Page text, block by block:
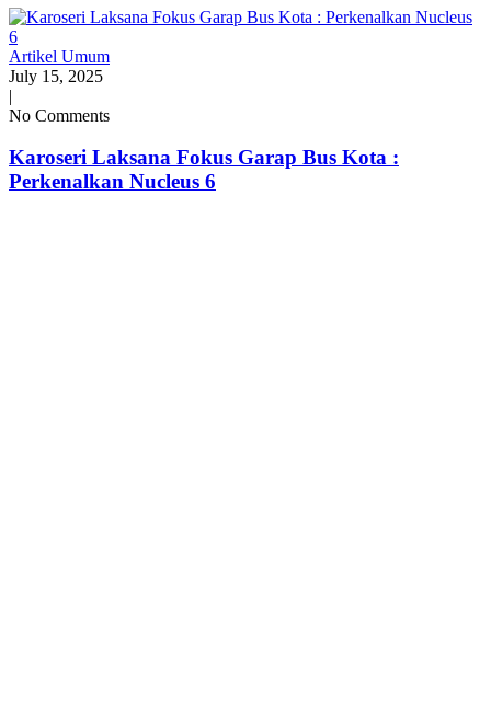
Artikel Umum
July 15, 2025
|
No Comments
Karoseri Laksana Fokus Garap Bus Kota :
Perkenalkan Nucleus 6